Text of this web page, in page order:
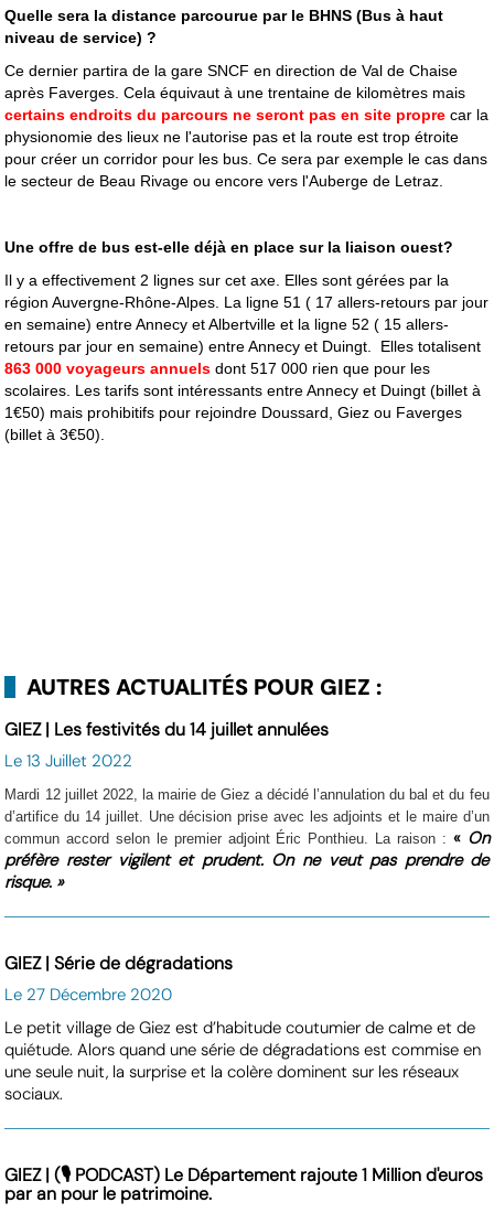
Quelle sera la distance parcourue par le BHNS (Bus à haut
niveau de service) ?
Ce dernier partira de la gare SNCF en direction de Val de Chaise
après Faverges. Cela équivaut à une trentaine de kilomètres mais
certains endroits du parcours ne seront pas en site propre car la
physionomie des lieux ne l'autorise pas et la route est trop étroite
pour créer un corridor pour les bus. Ce sera par exemple le cas dans
le secteur de Beau Rivage ou encore vers l'Auberge de Letraz.
Une offre de bus est-elle déjà en place sur la liaison ouest?
Il y a effectivement 2 lignes sur cet axe. Elles sont gérées par la
région Auvergne-Rhône-Alpes. La ligne 51 ( 17 allers-retours par jour
en semaine) entre Annecy et Albertville et la ligne 52 ( 15 allers-
retours par jour en semaine) entre Annecy et Duingt. Elles totalisent
863 000 voyageurs annuels dont 517 000 rien que pour les
scolaires. Les tarifs sont intéressants entre Annecy et Duingt (billet à
1€50) mais prohibitifs pour rejoindre Doussard, Giez ou Faverges
(billet à 3€50).
AUTRES ACTUALITÉS POUR GIEZ :
GIEZ | Les festivités du 14 juillet annulées
Le 13 Juillet 2022
Mardi 12 juillet 2022, la mairie de Giez a décidé l’annulation du bal et du feu
d’artifice du 14 juillet. Une décision prise avec les adjoints et le maire d’un
commun accord selon le premier adjoint Éric Ponthieu. La raison : «On
préfère rester vigilent et prudent. On ne veut pas prendre de
risque. »
GIEZ | Série de dégradations
Le 27 Décembre 2020
Le petit village de Giez est d’habitude coutumier de calme et de
quiétude. Alors quand une série de dégradations est commise en
une seule nuit, la surprise et la colère dominent sur les réseaux
sociaux.
GIEZ | (🎙️ PODCAST) Le Département rajoute 1 Million d'euros
par an pour le patrimoine.